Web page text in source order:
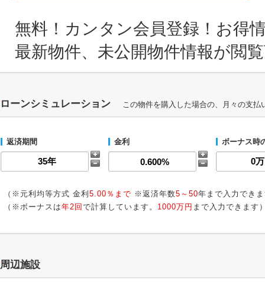
無料！カンタン会員登録！お得
最新物件、未公開物件情報が閲覧
ローンシミュレーション この物件を購入した場合の、月々の支払
返済期間 金利 ボーナス時
（※元利均等方式 金利 5.00％まで ※返済年数5～50年まで入力できま
（※ボーナスは年2回 で計算しています。 1000万円 まで入力できます）
周辺施設